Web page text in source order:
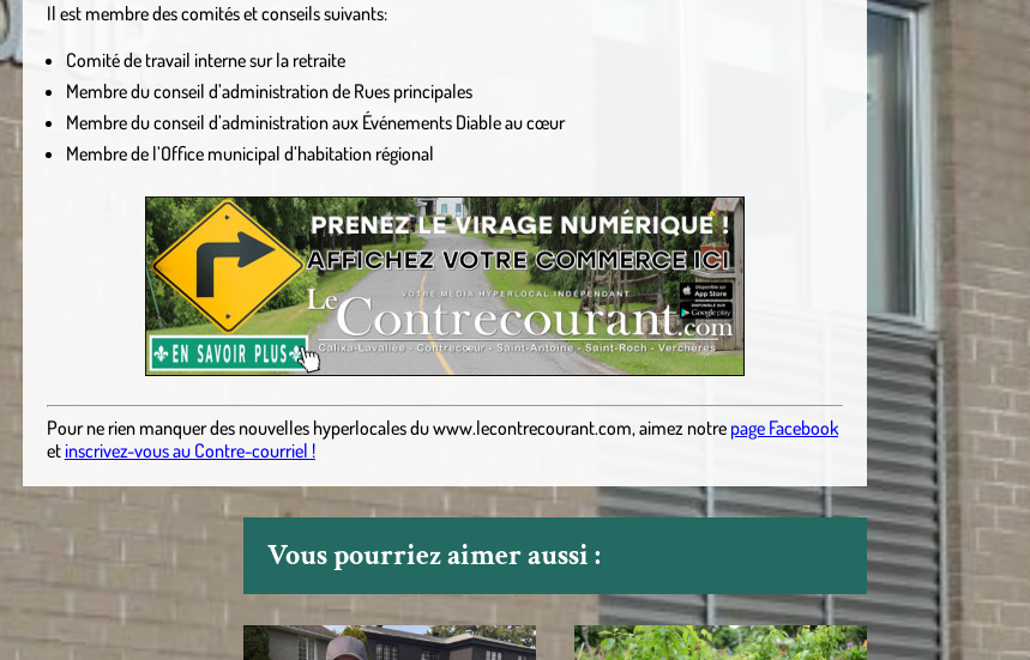
Il est membre des comités et conseils suivants:
Comité de travail interne sur la retraite
Membre du conseil d’administration de Rues principales
Membre du conseil d’administration aux Événements Diable au cœur
Membre de l’Office municipal d’habitation régional
Pour ne rien manquer des nouvelles hyperlocalesduwww.lecontrecourant.com,aimez notre page Facebook
etinscrivez-vous au Contre-courriel !
Vous pourriez aimer aussi :